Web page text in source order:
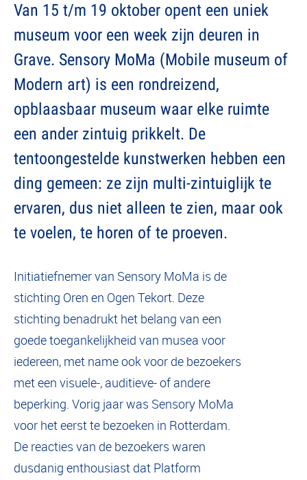
Van 15 t/m 19 oktober opent een uniek
museum voor een week zijn deuren in
Grave. Sensory MoMa (Mobile museum of
Modern art) is een rondreizend,
opblaasbaar museum waar elke ruimte
een ander zintuig prikkelt. De
tentoongestelde kunstwerken hebben een
ding gemeen: ze zijn multi-zintuiglijk te
ervaren, dus niet alleen te zien, maar ook
te voelen, te horen of te proeven.
Initiatiefnemer van Sensory MoMa is de
stichting Oren en Ogen Tekort. Deze
stichting benadrukt het belang van een
goede toegankelijkheid van musea voor
iedereen, met name ook voor de bezoekers
met een visuele-, auditieve- of andere
beperking. Vorig jaar was Sensory MoMa
voor het eerst te bezoeken in Rotterdam.
De reacties van de bezoekers waren
dusdanig enthousiast dat Platform